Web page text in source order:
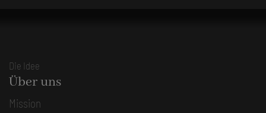
Die Idee
Über uns
Mission